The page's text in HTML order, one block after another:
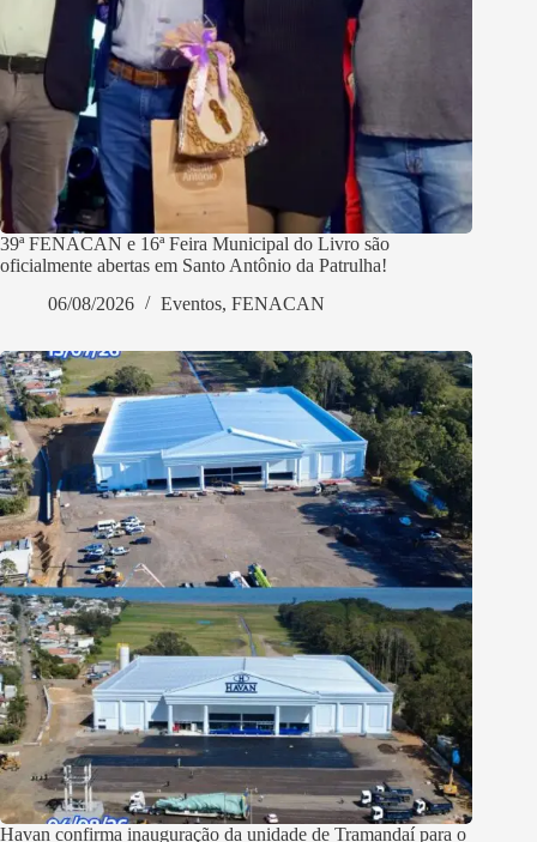
39ª FENACAN e 16ª Feira Municipal do Livro são
oficialmente abertas em Santo Antônio da Patrulha!
06/08/2026
Eventos, FENACAN
Havan confirma inauguração da unidade de Tramandaí para o